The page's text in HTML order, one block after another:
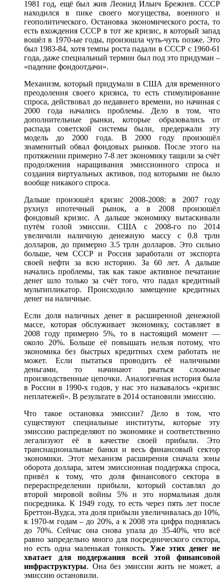
1981 год, ещё был жив Леонид Ильич Брежнев. СССР
находился в пике своего могущества, военного и
геополитического. Остановка экономического роста, то
есть вхождения СССР в тот же кризис, в который запад
вошёл в 1970-ые годы, произошла чуть-чуть позже. Это
был 1983-84, хотя темпы роста падали в СССР с 1960-61
года, даже специальный термин был под это придуман –
«падение фондоотдачи».
Механизм, который придумали в США для временного
преодоления своего кризиса, то есть стимулирование
спроса, действовал до недавнего времени, но начиная с
2000 года начались проблемы. Дело в том, что
дополнительные рынки, которые образовались от
распада советской системы были, предержали эту
модель до 2000 года. В 2000 году произошёл
знаменитый обвал фондовых рынков. После этого на
протяжении примерно 7-8 лет экономику тащили за счёт
продолжения наращивания эмиссионного спроса и
создания виртуальных активов, под которыми не было
вообще никакого спроса.
Дальше произошёл кризис 2008-2008: в 2007 году
рухнул ипотечный рынок, а в 2008 произошёл
фондовый кризис. А дальше экономику вытаскивали
путём голой эмиссии. США с 2008-го по 2014
увеличили наличную денежную массу с 0.8 трлн
долларов, до примерно 3.5 трлн долларов. Это сильно
больше, чем СССР и Россия заработали от экспорта
своей нефти за всю историю. За 60 лет. А дальше
начались проблемы, так как такое активное печатание
денег шло только за счёт того, что падал кредитный
мультипликатор. Происходило замещение кредитных
денег на наличные.
Если доля наличных денег в расширенной денежной
массе, которая обслуживает экономику, составляет в
2008 году примерно 5%, то в настоящий момент —
около 20%. Больше её повышать нельзя потому, что
экономика без быстрых кредитных схем работать не
может. Если пытаться проводить её наличными
деньгами, то начинают рваться сложные
производственные цепочки. Аналогичная история была
в России в 1990-х годов, у нас это называлось «кризис
неплатежей». В результате в 2014 остановили эмиссию.
Что такое остановка эмиссии? Дело в том, что
существуют специальные институты, которые эту
эмиссию распределяют по экономике и соответственно
легализуют её в качестве своей прибыли. Это
транснациональные банки и весь финансовый сектор
экономики. Этот механизм расширения сначала зоны
оборота доллара, затем эмиссионная поддержка спроса,
привёл к тому, что доля финансового сектора в
перераспределении прибыли, который составлял до
второй мировой войны 5% и это нормальная доля
посредника. К 1949 году, то есть через пять лет после
Бреттон-Вудса, эта доля прибыли увеличивалась до 10%,
к 1970-м годам – до 20%, а к 2008 эта цифра поднялась
до 70%. Сейчас она снова упала до 35-40%, что всё
равно запредельно много для посреднического сектора,
но есть одна маленькая тонкость. Уже этих денег не
хватает для поддержания всей этой финансовой
инфраструктуры. Она без эмиссии жить не может, а
эмиссию остановили.